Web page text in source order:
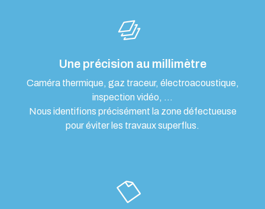
Une précision au millimètre
Caméra thermique, gaz traceur, électroacoustique,
inspection vidéo, …
Nous identifions précisément la zone défectueuse
pour éviter les travaux superflus.